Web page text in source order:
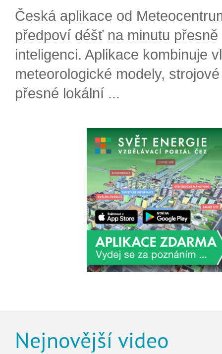
Česká aplikace od
předpoví déšť na minutu
inteligenci. Aplikace kombinuje
meteorologické modely,
přesné lokální ...
Nejnovější video